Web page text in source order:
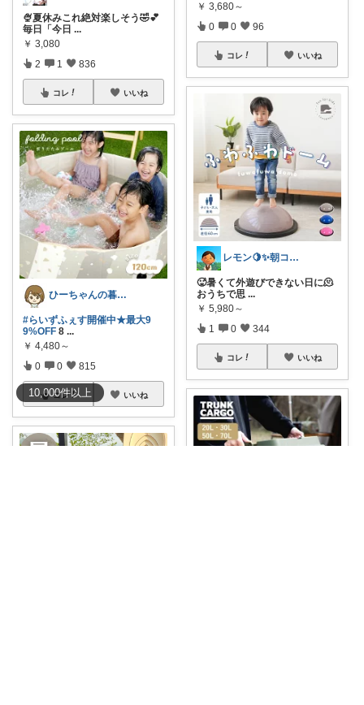
10,000件以上
🍨夏休みこれ絶対楽しそう🤣💕
毎日「今日 ...
￥ 3,080
2 1 836
コレ いいね
ひーちゃんの暮らしと服ROOM🌷
#らいずふぇす開催中★最大9
9%OFF 8 ...
￥ 4,480～
0 0 815
コレ いいね
￥ 3,680～
0 0 96
コレ いいね
レモン🍋✨朝コレ5時
🥵暑くて外遊びできない日に🫠
おうちで思 ...
￥ 5,980～
1 0 344
コレ いいね